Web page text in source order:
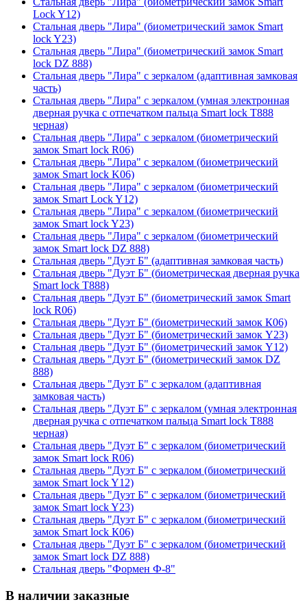
Lock Y12)
Стальная дверь "Лира" (биометрический замок Smart
lock Y23)
Стальная дверь "Лира" (биометрический замок Smart
lock DZ 888)
Стальная дверь "Лира" с зеркалом (адаптивная замковая
часть)
Стальная дверь "Лира" с зеркалом (умная электронная
дверная ручка с отпечатком пальца Smart lock T888
черная)
Стальная дверь "Лира" с зеркалом (биометрический
замок Smart lock R06)
Стальная дверь "Лира" с зеркалом (биометрический
замок Smart lock K06)
Стальная дверь "Лира" с зеркалом (биометрический
замок Smart Lock Y12)
Стальная дверь "Лира" с зеркалом (биометрический
замок Smart lock Y23)
Стальная дверь "Лира" с зеркалом (биометрический
замок Smart lock DZ 888)
Стальная дверь "Дуэт Б" (адаптивная замковая часть)
Стальная дверь "Дуэт Б" (биометрическая дверная ручка
Smart lock T888)
Стальная дверь "Дуэт Б" (биометрический замок Smart
lock R06)
Стальная дверь "Дуэт Б" (биометрический замок К06)
Стальная дверь "Дуэт Б" (биометрический замок Y23)
Стальная дверь "Дуэт Б" (биометрический замок Y12)
Стальная дверь "Дуэт Б" (биометрический замок DZ
888)
Стальная дверь "Дуэт Б" с зеркалом (адаптивная
замковая часть)
Стальная дверь "Дуэт Б" с зеркалом (умная электронная
дверная ручка с отпечатком пальца Smart lock T888
черная)
Стальная дверь "Дуэт Б" с зеркалом (биометрический
замок Smart lock R06)
Стальная дверь "Дуэт Б" с зеркалом (биометрический
замок Smart lock Y12)
Стальная дверь "Дуэт Б" с зеркалом (биометрический
замок Smart lock Y23)
Стальная дверь "Дуэт Б" с зеркалом (биометрический
замок Smart lock К06)
Стальная дверь "Дуэт Б" с зеркалом (биометрический
замок Smart lock DZ 888)
Стальная дверь "Формен Ф-8"
В наличии заказные